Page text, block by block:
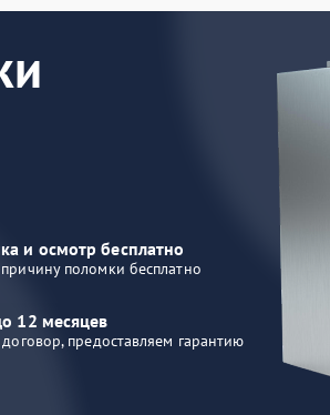
и осмотр бесплатно
поломки бесплатно
12 месяцев
предоставляем гарантию